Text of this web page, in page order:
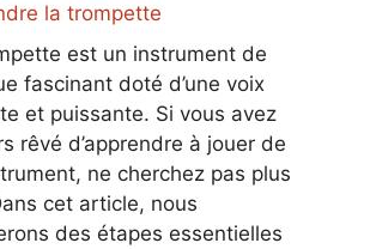
la trompette
est un instrument de
fascinant doté d’une voix
et puissante. Si vous avez
rêvé d’apprendre à jouer de
ne cherchez pas plus
cet article, nous
des étapes essentielles